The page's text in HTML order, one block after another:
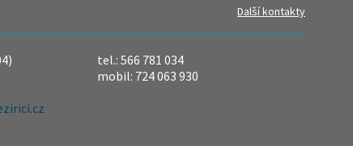
Další kontakty
tel.: 566 781 034
mobil: 724 063 930